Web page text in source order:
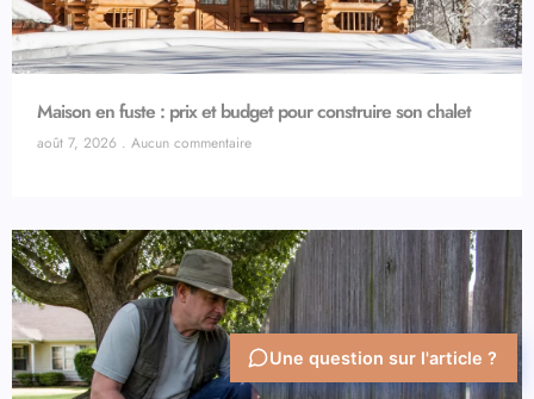
Maison en fuste : prix et budget pour construire son chalet
août 7, 2026 Aucun commentaire
Une question sur l'article ?